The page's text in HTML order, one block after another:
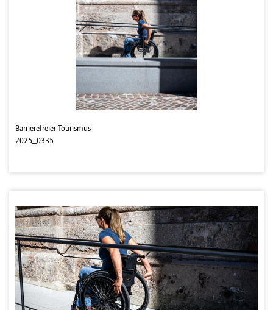
Barrierefreier Tourismus
2025_0335